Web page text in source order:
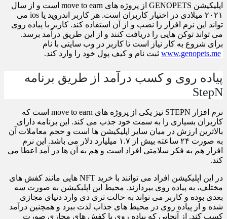
اپلیکیشن
GENOPETS از پروژه های move to earn است و از سال
۲۰۲۱ میلادی در اختیار کاربران است. هر کاربر اندروید یا ios می
تواند این نرم افزار را نصب و از آن استفاده کند. کاربر با پیاده روی
می تواند توکن هایی را دریافت کنند و از این طریق درآمد برسد.
برای شروع به کار نیاز است تا کاربر در وب سایتی با نام
www.genopets.me ثبت نام و کیف پول خود را وارد کند.
پیاده روی و کسب درآمد از طریق برنامه
StepN
نرم افزار
STEPN نیز یکی از پروژه های move to earn است که
کاربران بسیاری را به سمت خود جذب می کند. این برنامه دارای
بالاترین ارزش در میان سایر اپلیکیشن ها است و حجم معاملات آن
به صورت ۲۴ ساعته بیش از ۱.۷ میلیارد دلار می باشد. این نرم
افزار هم به فکر سلامتی افراد است و هم به آن ها در آمد اعطا می
کند.
در این اپلیکیشن افراد می توانند با خرید NFT هایی مانند کفش های
مختلف، به پیاده روی بپردازند. محیط این اپلیکیشن به صورت سه
بعدی بوده و کاربر می تواند به حالت تری دی وارد دنیای مجازی
شده و از پیاده روی در محیط های جذاب لذت ببرد و همچنین درآمد
کسب کند. از آنجایی که پیاده روی با کفش های مجازی صورت